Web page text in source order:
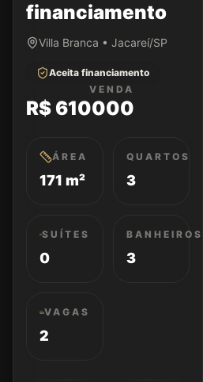
financiamento
Villa Branca • Jacareí/SP
Aceita financiamento
VENDA
R$ 610000
ÁREA
171 m²
QUARTOS
3
SUÍTES
0
BANHEIROS
3
VAGAS
2